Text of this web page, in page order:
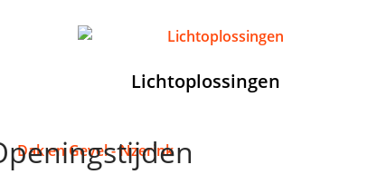
Lichtoplossingen